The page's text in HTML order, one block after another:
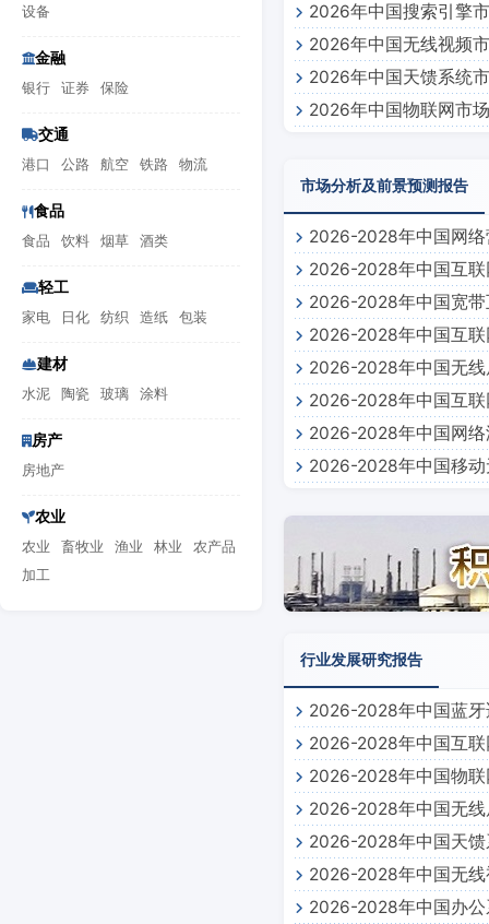
设备
金融
银行 证券 保险
交通
港口 公路 航空 铁路 物流
食品
食品 饮料 烟草 酒类
轻工
家电 日化 纺织 造纸 包装
建材
水泥 陶瓷 玻璃 涂料
房产
房地产
农业
农业 畜牧业 渔业 林业
农产品
加工
2026年中国搜索引擎
2026年中国无线视频
2026年中国天馈系统
2026年中国物联网市
市场分析及前景预测报告
2026-2028年中国网
2026-2028年中国互
预测报告
2026-2028年中国宽
2026-2028年中国互
2026-2028年中国无
2026-2028年中国互
2026-2028年中国网
2026-2028年中国移
行业发展研究报告
2026-2028年中国蓝
2026-2028年中国互
2026-2028年中国物
2026-2028年中国无
2026-2028年中国天
2026-2028年中国无
2026-2028年中国办